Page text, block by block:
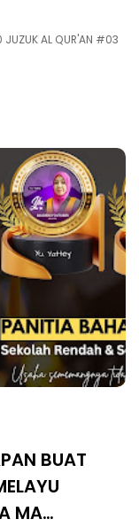
JUZUK AL QUR'AN #03
BUAT
MA…